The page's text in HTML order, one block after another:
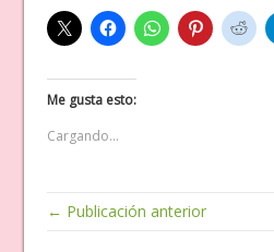
Me gusta esto:
Cargando...
← Publicación anterior